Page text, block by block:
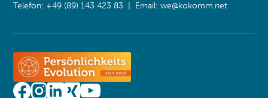
Telefon: +49 (89) 143 423 83 | Email:we@kokomm.net